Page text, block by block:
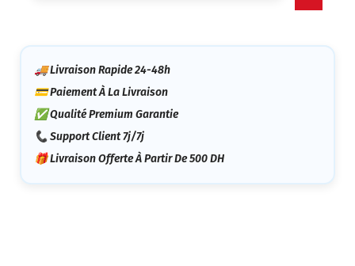
🚚 Livraison Rapide 24-48h
💳 Paiement À La Livraison
✅ Qualité Premium Garantie
📞 Support Client 7j/7j
🎁 Livraison Offerte À Partir De 500 DH